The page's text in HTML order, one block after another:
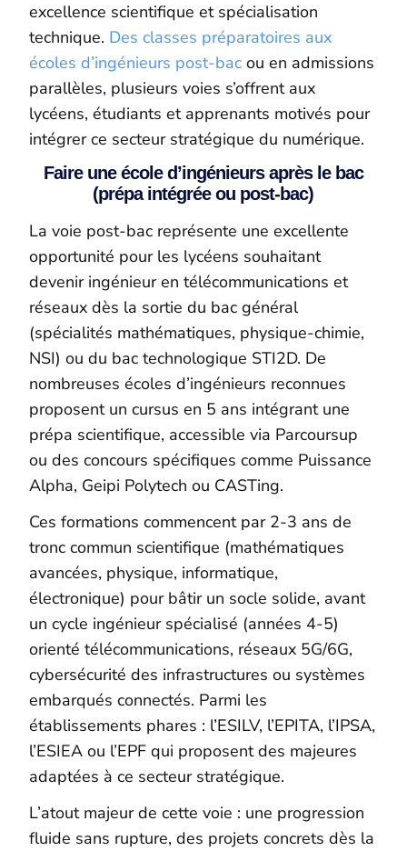
excellence scientifique et spécialisation
technique. Des classes préparatoires aux
écoles d’ingénieurs post-bac ou en admissions
parallèles, plusieurs voies s’offrent aux
lycéens, étudiants et apprenants motivés pour
intégrer ce secteur stratégique du numérique.
Faire une école d’ingénieurs après le bac
(prépa intégrée ou post-bac)
La voie post-bac représente une excellente
opportunité pour les lycéens souhaitant
devenir ingénieur en télécommunications et
réseaux dès la sortie du bac général
(spécialités mathématiques, physique-chimie,
NSI) ou du bac technologique STI2D. De
nombreuses écoles d’ingénieurs reconnues
proposent un cursus en 5 ans intégrant une
prépa scientifique, accessible via Parcoursup
ou des concours spécifiques comme Puissance
Alpha, Geipi Polytech ou CASTing.
Ces formations commencent par 2-3 ans de
tronc commun scientifique (mathématiques
avancées, physique, informatique,
électronique) pour bâtir un socle solide, avant
un cycle ingénieur spécialisé (années 4-5)
orienté télécommunications, réseaux 5G/6G,
cybersécurité des infrastructures ou systèmes
embarqués connectés. Parmi les
établissements phares : l’ESILV, l’EPITA, l’IPSA,
l’ESIEA ou l’EPF qui proposent des majeures
adaptées à ce secteur stratégique.
L’atout majeur de cette voie : une progression
fluide sans rupture, des projets concrets dès la